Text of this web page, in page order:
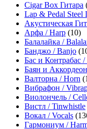
Cigar Box Гитара
Lap & Pedal Steel
Акустическая
Арфа / Harp (10)
Балалайка /
Банджо / Banjo
Бас и Контрабас
Баян и
Валторна / Horn
Вибрафон /
Виолончель /
Вистл / Tinwhistle
Вокал / Vocals
Гармониум /